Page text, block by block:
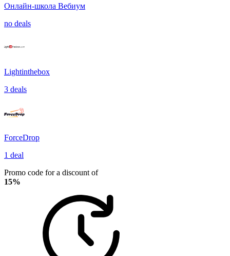
Онлайн-школа Вебиум
no deals
Lightinthebox
3 deals
ForceDrop
1 deal
Promo code for a discount of
15%